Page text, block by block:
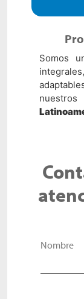
Somos
Nombre